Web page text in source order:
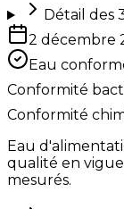
Détail des
2 décembre
Eau
Conformité
Conformité
Eau
qualité en
mesurés.